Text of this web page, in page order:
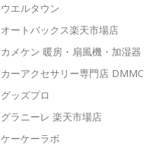
ウエルタウン
オートバックス楽天市場店
カメケン 暖房・扇風機・加湿器
カーアクセサリー専門店 DMMC
グッズプロ
グラニーレ 楽天市場店
ケーケーラボ